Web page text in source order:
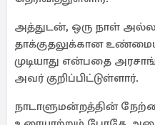
அத்துடன், ஒரு நாள்
தாக்குதலுக்கான
முடியாது என்பதை
அவர் குறிப்பிட்டுள்ளார்.
நாடாளுமன்றத்தின்